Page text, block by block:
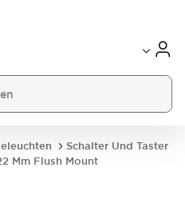
Schalter Und Taster
Mm Flush Mount